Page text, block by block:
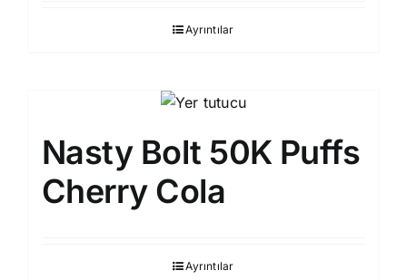
Ayrıntılar
Nasty Bolt 50K Puffs
Cherry Cola
Ayrıntılar